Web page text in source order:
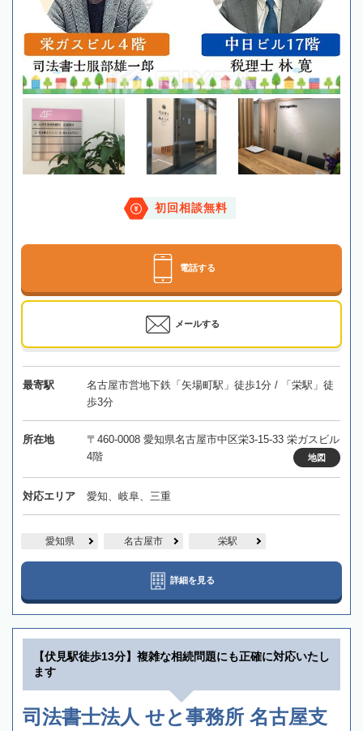
初回相談無料
電話する
メールする
最寄駅
名古屋市営地下鉄「矢場町駅」徒歩1分 / 「栄駅」徒
歩3分
所在地
〒460-0008 愛知県名古屋市中区栄3-15-33 栄ガスビル
4階
地図
対応エリア 愛知、岐阜、三重
愛知県 名古屋市 栄駅
詳細を見る
【伏見駅徒歩13分】複雑な相続問題にも正確に対応いたし
ます
司法書士法人 せと事務所 名古屋支